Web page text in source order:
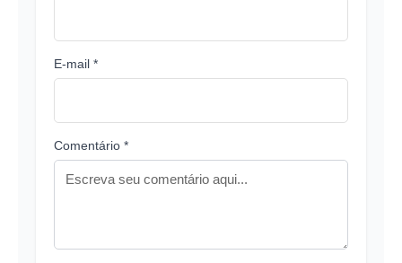
E-mail *
Comentário *